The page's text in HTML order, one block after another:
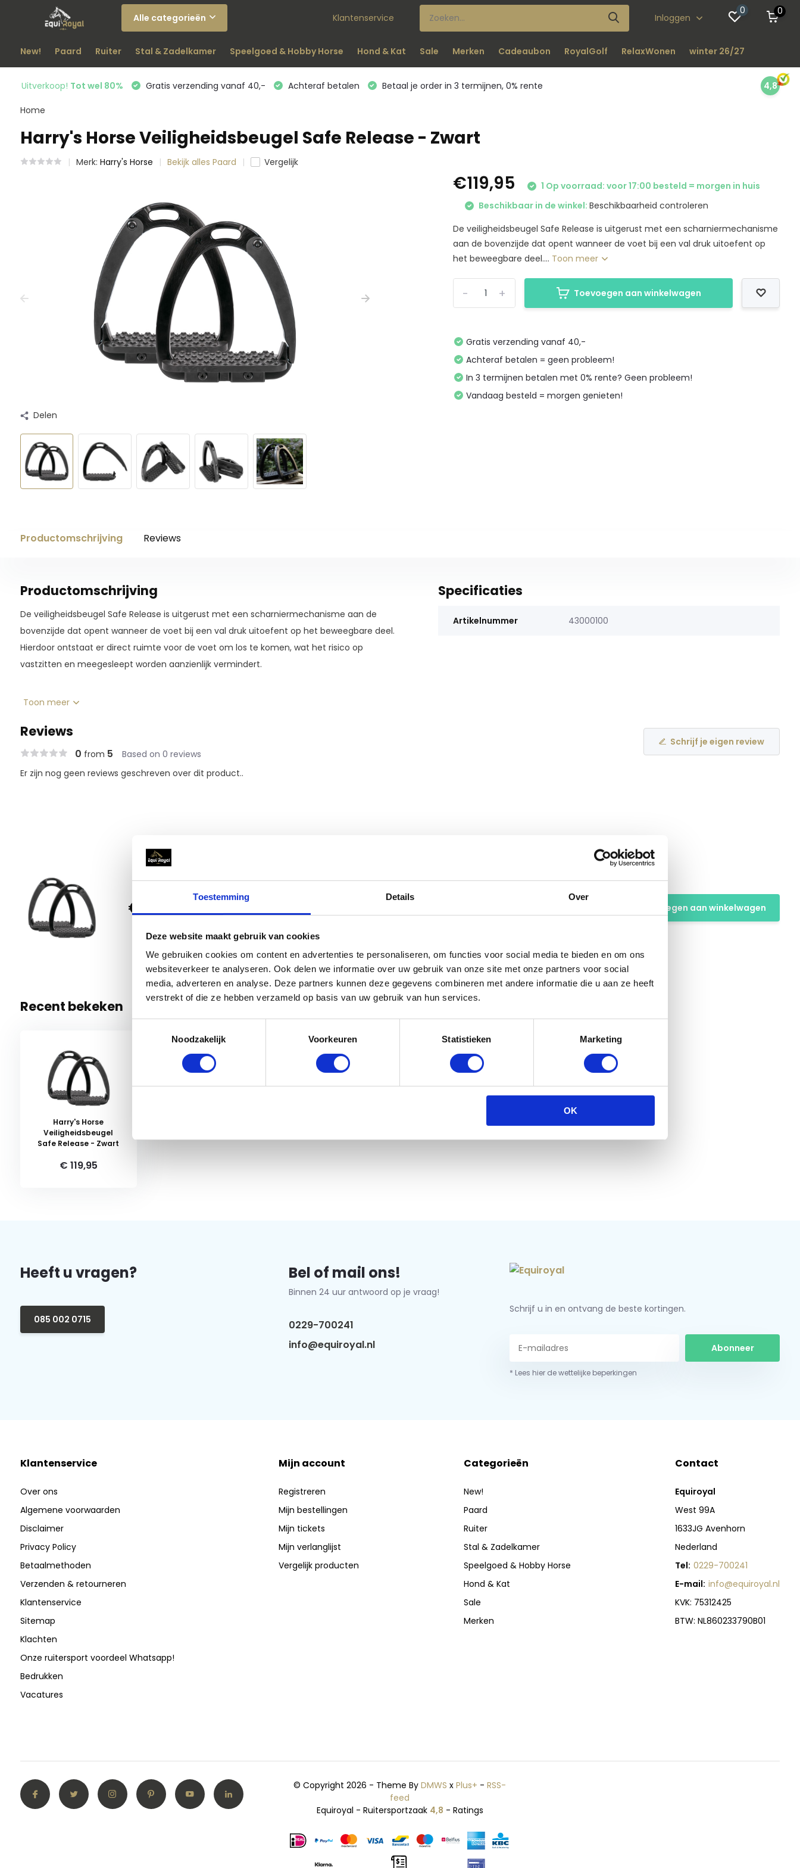
Toestemming Details Over
Deze website maakt gebruik van cookies
We gebruiken cookies om content en advertenties te personaliseren, om functies voor social media te bieden en om ons
websiteverkeer te analyseren. Ook delen we informatie over uw gebruik van onze site met onze partners voor social
media, adverteren en analyse. Deze partners kunnen deze gegevens combineren met andere informatie die u aan ze heeft
verstrekt of die ze hebben verzameld op basis van uw gebruik van hun services.
Noodzakelijk
Voorkeuren Statistieken Marketing
OK
Alle categorieën Klantenservice Inloggen
0 0
New! Paard Ruiter Stal & Zadelkamer Speelgoed & Hobby Horse Hond & Kat Sale Merken Cadeaubon RoyalGolf RelaxWonen winter 26/27
Uitverkoop! Tot wel 80% Gratis verzending vanaf 40,- Achteraf betalen Betaal je order in 3 termijnen, 0% rente 4,8
Home
Harry's Horse Veiligheidsbeugel Safe Release - Zwart
Merk: Harry's Horse Bekijk alles Paard Vergelijk
Delen
€119,95
1 Op voorraad: voor 17:00 besteld = morgen in huis
Beschikbaar in de winkel:Beschikbaarheid controleren
De veiligheidsbeugel Safe Release is uitgerust met een scharniermechanisme
aan de bovenzijde dat opent wanneer de voet bij een val druk uitoefent op
het beweegbare deel.... Toon meer
+
- Toevoegen aan winkelwagen
Gratis verzending vanaf 40,-
Achteraf betalen = geen probleem!
In 3 termijnen betalen met 0% rente? Geen probleem!
Vandaag besteld = morgen genieten!
Productomschrijving Reviews
Productomschrijving
De veiligheidsbeugel Safe Release is uitgerust met een scharniermechanisme aan de
bovenzijde dat opent wanneer de voet bij een val druk uitoefent op het beweegbare deel.
Hierdoor ontstaat er direct ruimte voor de voet om los te komen, wat het risico op
vastzitten en meegesleept worden aanzienlijk vermindert.
Het robuuste ontwerp staat garant voor duurzaamheid, terwijl het slimme
Toon meer
Specificaties
Artikelnummer 43000100
Reviews
0 from 5 Based on 0 reviews
Schrijf je eigen review
Er zijn nog geen reviews geschreven over dit product..
€ 119,95
Harry's Horse Veiligheidsbeugel Safe Release -
Zwart
1 Op voorraad: voor 17:00 besteld = morgen in huis
Toevoegen aan winkelwagen
Recent bekeken
Harry's Horse
Veiligheidsbeugel
Safe Release - Zwart
€ 119,95
Heeft u vragen?
085 002 0715
Bel of mail ons!
Binnen 24 uur antwoord op je vraag!
0229-700241
info@equiroyal.nl
Schrijf u in en ontvang de beste kortingen.
Abonneer
* Lees hier de wettelijke beperkingen
Klantenservice
Over ons
Algemene voorwaarden
Disclaimer
Privacy Policy
Betaalmethoden
Verzenden & retourneren
Klantenservice
Sitemap
Klachten
Onze ruitersport voordeel Whatsapp!
Bedrukken
Vacatures
Mijn account
Registreren
Mijn bestellingen
Mijn tickets
Mijn verlanglijst
Vergelijk producten
Categorieën
New!
Paard
Ruiter
Stal & Zadelkamer
Speelgoed & Hobby Horse
Hond & Kat
Sale
Merken
Contact
Equiroyal
West 99A
1633JG Avenhorn
Nederland
Tel: 0229-700241
E-mail: info@equiroyal.nl
KVK: 75312425
BTW: NL860233790B01
© Copyright 2026 - Theme ByDMWS xPlus+ -RSS-
feed
Equiroyal - Ruitersportzaak 4,8 - Ratings